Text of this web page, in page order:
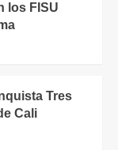
los FISU
Tres
Cali